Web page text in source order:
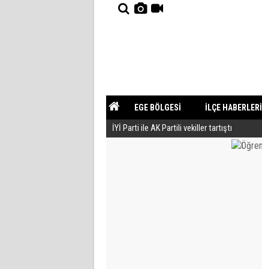
EGE BÖLGESİ İLÇE HABERLERİ
YAZARLAR GÜNDEM
İYİ Parti ile AK Partili vekiller tartıştı